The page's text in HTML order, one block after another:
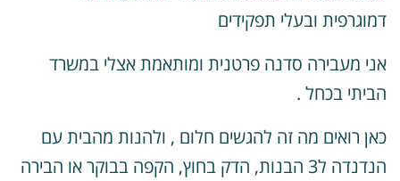
ובעלי תפקידים
מעבירה סדנה פרטנית ומותאמת אצלי במשרד
בכחל .
רואים מה זה להגשים חלום , ולהנות מהבית עם
הנדנדה ל3 הבנות, הדק בחוץ, הקפה בבוקר או הבירה